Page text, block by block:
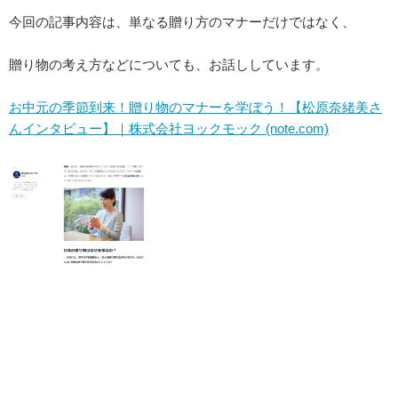
今回の記事内容は、単なる贈り方のマナーだけではなく、
贈り物の考え方などについても、お話ししています。
お中元の季節到来！贈り物のマナーを学ぼう！【松原奈緒美さ
んインタビュー】｜株式会社ヨックモック (note.com)